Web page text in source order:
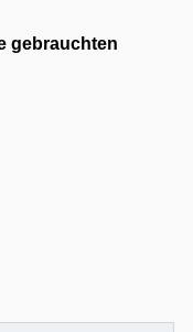
gebrauchten